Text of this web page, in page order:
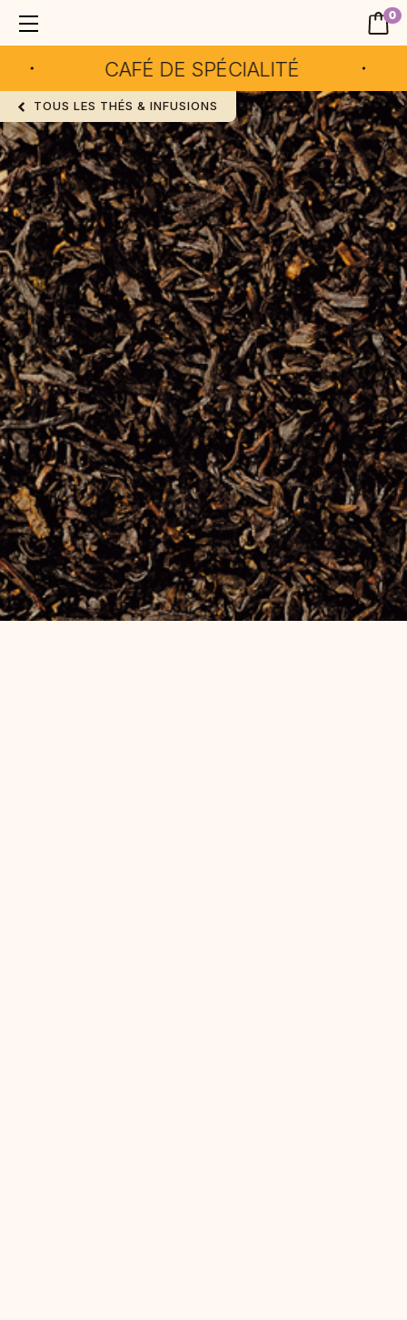
0
CAFÉ DE SPÉCIALITÉ
TOUS LES THÉS & INFUSIONS